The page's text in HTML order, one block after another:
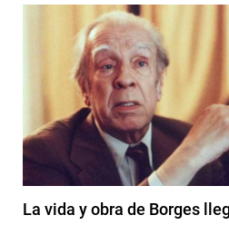
La vida y obra de Borges